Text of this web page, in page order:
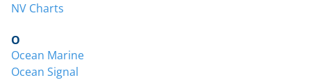
NV Charts
O
Ocean Marine
Ocean Signal